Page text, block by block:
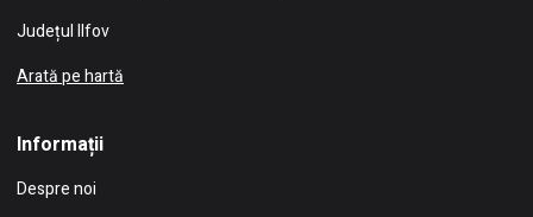
Județul Ilfov
Arată pe hartă
Informații
Despre noi